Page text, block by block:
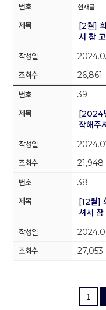
현재글
[2월]
서 참
26,861
39
[2024
작해주
21,948
38
[12월]
셔서 참
27,053
1